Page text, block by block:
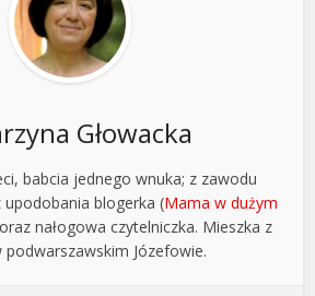
Głowacka
babcia jednego wnuka; z zawodu
blogerka (Mama w dużym
nałogowa czytelniczka. Mieszka z
podwarszawskim Józefowie.